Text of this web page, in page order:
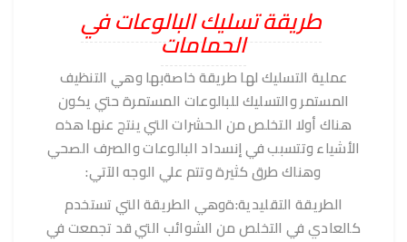
طريقة تسليك البالوعات في
الحمامات
عملية التسليك لها طريقة خاصةبها وهي التنظيف
المستمر والتسليك للبالوعات المستمرة حتي يكون
هناك أولا التخلص من الحشرات التي ينتج عنها هذه
الأشياء وتتسبب في إنسداد البالوعات والصرف الصحي
وهناك طرق كثيرة وتتم علي الوجه الآتي:
الطريقة التقليدية:ةوهي الطريقة التي تستخدم
كالعادي في التخلص من الشوائب التي قد تجمعت في